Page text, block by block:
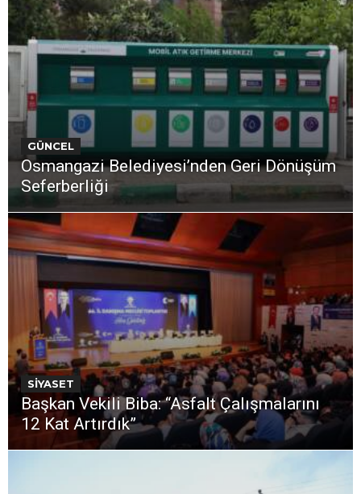
GÜNCEL
Osmangazi Belediyesi’nden Geri Dönüşüm
Seferberliği
SİYASET
Başkan Vekili Biba: “Asfalt Çalışmalarını
12 Kat Artırdık”